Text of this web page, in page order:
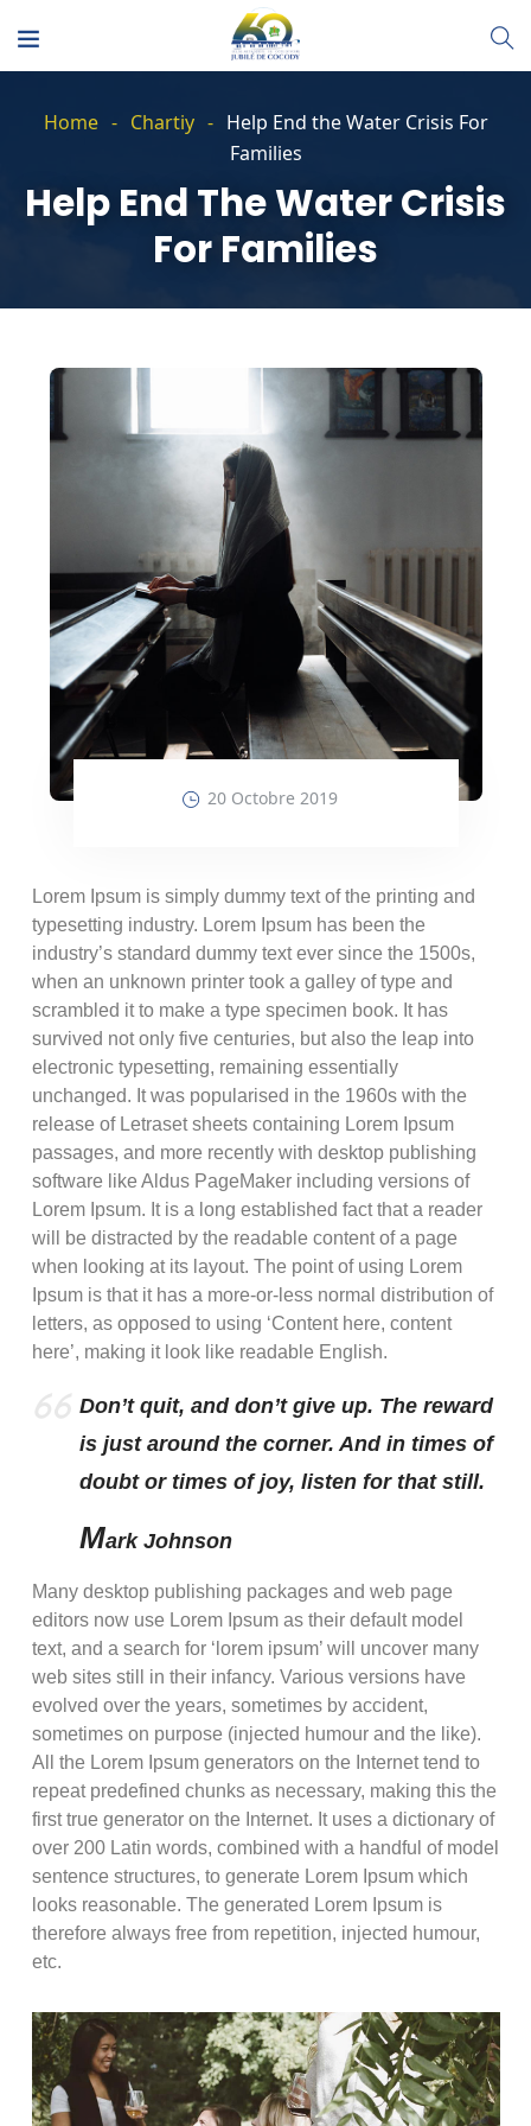
Home Chartiy
Help End the Water Crisis For
Families
Help End The Water Crisis
For Families
20 Octobre 2019
Lorem Ipsum is simply dummy text of the printing and
typesetting industry. Lorem Ipsum has been the
industry’s standard dummy text ever since the 1500s,
when an unknown printer took a galley of type and
scrambled it to make a type specimen book. It has
survived not only five centuries, but also the leap into
electronic typesetting, remaining essentially
unchanged. It was popularised in the 1960s with the
release of Letraset sheets containing Lorem Ipsum
passages, and more recently with desktop publishing
software like Aldus PageMaker including versions of
Lorem Ipsum. It is a long established fact that a reader
will be distracted by the readable content of a page
when looking at its layout. The point of using Lorem
Ipsum is that it has a more-or-less normal distribution of
letters, as opposed to using ‘Content here, content
here’, making it look like readable English.
Don’t quit, and don’t give up. The reward
is just around the corner. And in times of
doubt or times of joy, listen for that still.
Mark Johnson
Many desktop publishing packages and web page
editors now use Lorem Ipsum as their default model
text, and a search for ‘lorem ipsum’ will uncover many
web sites still in their infancy. Various versions have
evolved over the years, sometimes by accident,
sometimes on purpose (injected humour and the like).
All the Lorem Ipsum generators on the Internet tend to
repeat predefined chunks as necessary, making this the
first true generator on the Internet. It uses a dictionary of
over 200 Latin words, combined with a handful of model
sentence structures, to generate Lorem Ipsum which
looks reasonable. The generated Lorem Ipsum is
therefore always free from repetition, injected humour,
etc.